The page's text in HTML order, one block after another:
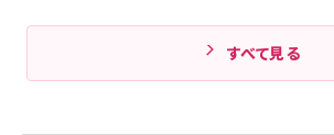
すべて見る